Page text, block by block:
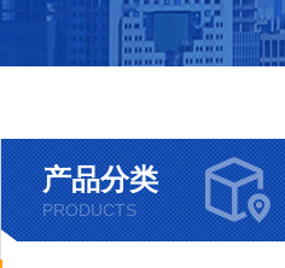
产品分类
PRODUCTS